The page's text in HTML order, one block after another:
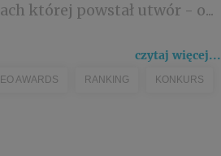
której powstał utwór - o...
czytaj więcej...
AWARDS RANKING KONKURS